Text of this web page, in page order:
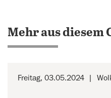
Mehr aus diesem
Freitag, 03.05.2024